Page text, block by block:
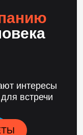
интересы
встречи